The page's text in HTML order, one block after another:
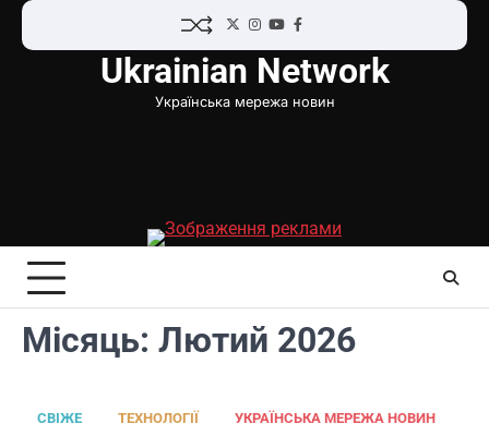
Перейти
TwitterInstagram
YouTubeFacebook
Ukrainian Network
Українська мережа новин
Місяць: Лютий 2026
СВІЖЕ ТЕХНОЛОГІЇ УКРАЇНСЬКА МЕРЕЖА НОВИН